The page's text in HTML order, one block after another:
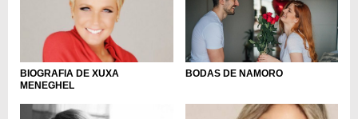
BIOGRAFIA DE XUXA
MENEGHEL
BODAS DE NAMORO